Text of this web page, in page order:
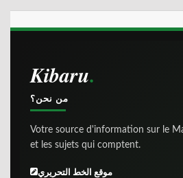
Kibaru
من نحن؟
Votre source d'information sur le
et les sujets qui comptent.
موقع الخط التحريري